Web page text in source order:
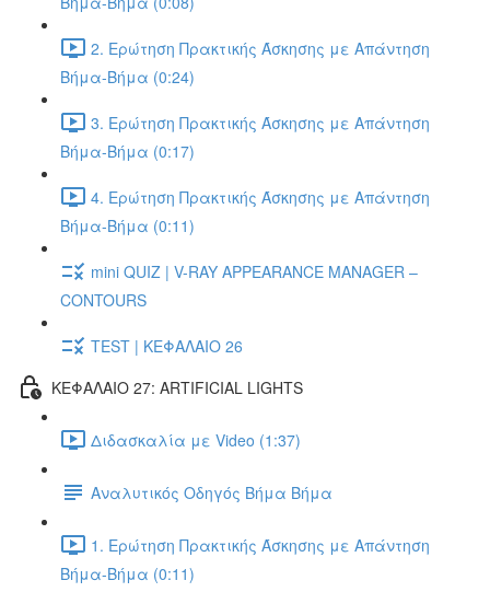
2. Ερώτηση Πρακτικής Άσκησης με Απάντηση
Βήμα-Βήμα (0:24)
3. Ερώτηση Πρακτικής Άσκησης με Απάντηση
Βήμα-Βήμα (0:17)
4. Ερώτηση Πρακτικής Άσκησης με Απάντηση
Βήμα-Βήμα (0:11)
mini QUIZ | V-RAY APPEARANCE MANAGER –
CONTOURS
TEST | ΚΕΦΑΛΑΙΟ 26
ΚΕΦΑΛΑΙΟ 27: ARTIFICIAL LIGHTS
Διδασκαλία με Video (1:37)
Αναλυτικός Οδηγός Βήμα Βήμα
1. Ερώτηση Πρακτικής Άσκησης με Απάντηση
Βήμα-Βήμα (0:11)